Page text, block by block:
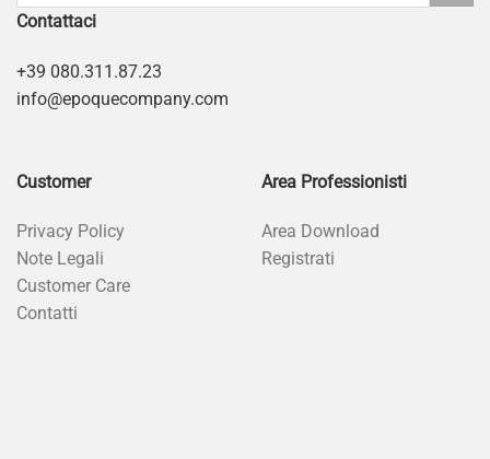
Contattaci
+39 080.311.87.23
info@epoquecompany.com
Customer
Privacy Policy
Note Legali
Customer Care
Contatti
Area Professionisti
Area Download
Registrati